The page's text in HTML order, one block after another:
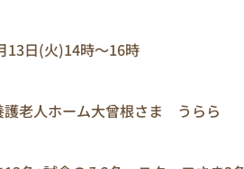
13日(火)14時～16時
護老人ホーム大曾根さま うらら